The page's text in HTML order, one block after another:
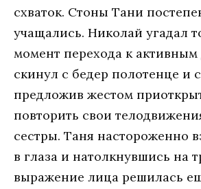
схваток. Стоны Тани
учащались. Николай угадал
момент перехода к
скинул с бедер полотенце и
предложив жестом
повторить свои
сестры. Таня настороженно
в глаза и натолкнувшись на
выражение лица решилась